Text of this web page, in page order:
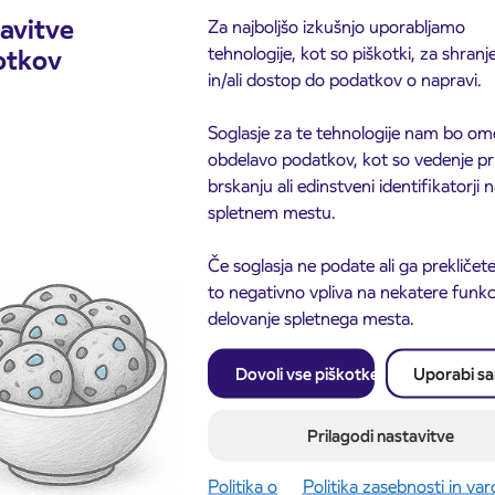
Za najboljšo izkušnjo uporabljamo
tehnologije, kot so piškotki, za
in/ali dostop do podatkov o napravi.
Soglasje za te tehnologije nam bo
obdelavo podatkov, kot so vedenje
brskanju ali edinstveni identifikatorji
spletnem mestu.
Če soglasja ne podate ali ga
to negativno vpliva na nekatere
delovanje spletnega mesta.
Dovoli vse piškotke Uporabi
Prilagodi nastavitve
Politika o
Politika zasebnosti in
2026dijaških
IJPP
za šolsko leto
se začne 21.
3. 8. 2026
Obvestilo o popolni
ceste ČEŠNJEVEK –
Kranj